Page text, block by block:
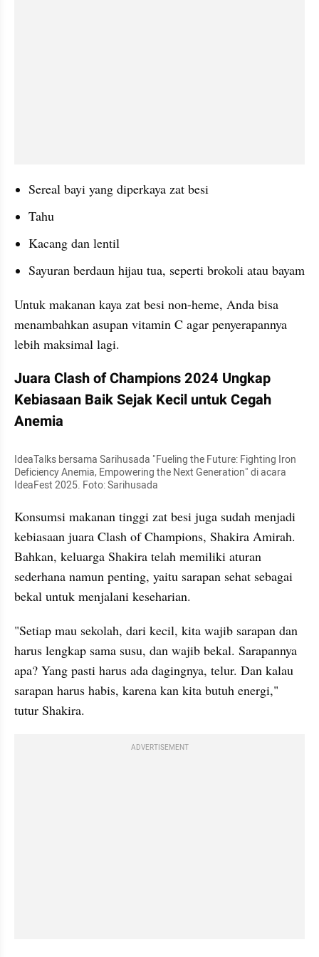
Sereal bayi yang diperkaya zat besi
Tahu
Kacang dan lentil
Sayuran berdaun hijau tua, seperti brokoli atau bayam
Untuk makanan kaya zat besi non-heme, Anda bisa
menambahkan asupan vitamin C agar penyerapannya
lebih maksimal lagi.
Juara Clash of Champions 2024 Ungkap
Kebiasaan Baik Sejak Kecil untuk Cegah
Anemia
IdeaTalks bersama Sarihusada "Fueling the Future: Fighting Iron
Deficiency Anemia, Empowering the Next Generation" di acara
IdeaFest 2025. Foto: Sarihusada
Konsumsi makanan tinggi zat besi juga sudah menjadi
kebiasaan juara Clash of Champions, Shakira Amirah.
Bahkan, keluarga Shakira telah memiliki aturan
sederhana namun penting, yaitu sarapan sehat sebagai
bekal untuk menjalani keseharian.
"Setiap mau sekolah, dari kecil, kita wajib sarapan dan
harus lengkap sama susu, dan wajib bekal. Sarapannya
apa? Yang pasti harus ada dagingnya, telur. Dan kalau
sarapan harus habis, karena kan kita butuh energi,"
tutur Shakira.
ADVERTISEMENT